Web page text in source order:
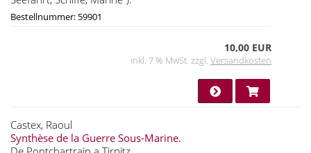
Bestellnummer: 59901
10,00 EUR
inkl. 7 % MwSt. zzgl.Versandkosten
Castex, Raoul
Synthèse de la Guerre Sous-Marine.